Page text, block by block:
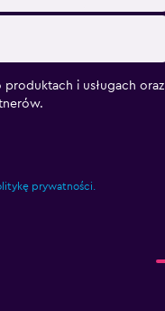
i usługach oraz
prywatności.